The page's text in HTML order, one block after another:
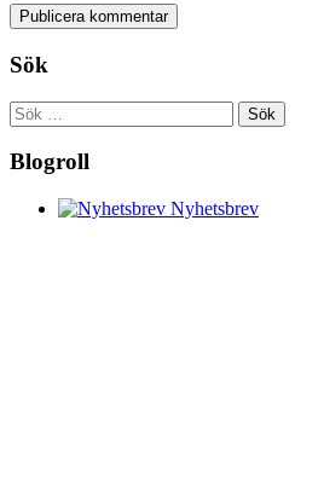
Sök
Sök
efter:
Blogroll
Nyhetsbrev